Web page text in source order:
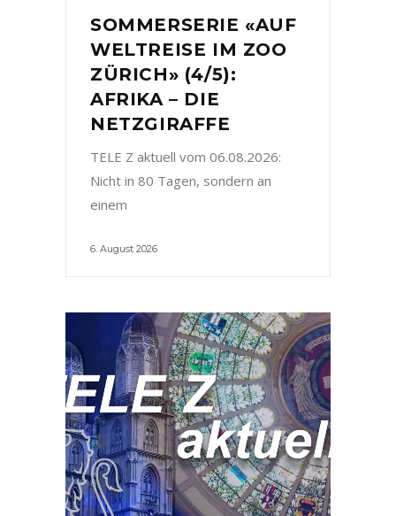
SOMMERSERIE «AUF
WELTREISE IM ZOO
ZÜRICH» (4/5):
AFRIKA – DIE
NETZGIRAFFE
TELE Z aktuell vom 06.08.2026:
Nicht in 80 Tagen, sondern an
einem
6. August 2026